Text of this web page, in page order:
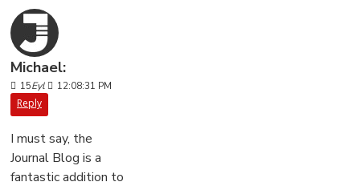
Michael:
15Eyl 12:08:31 PM
Reply
I must say, the
Journal Blog is a
fantastic addition to